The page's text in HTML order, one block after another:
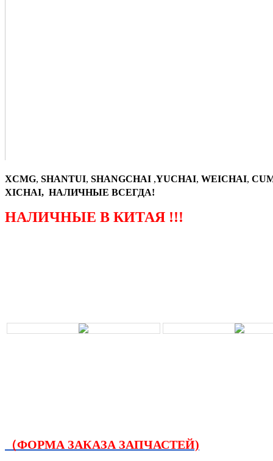
XCMG, SHANTUI, SHANGCHAI ,YUCHAI, WEICHAI,
XICHAI, НАЛИЧНЫЕ ВСЕГДА!
НАЛИЧНЫЕ В КИТАЯ !!!
（ФОРМА ЗАКАЗА ЗАПЧАСТЕЙ)